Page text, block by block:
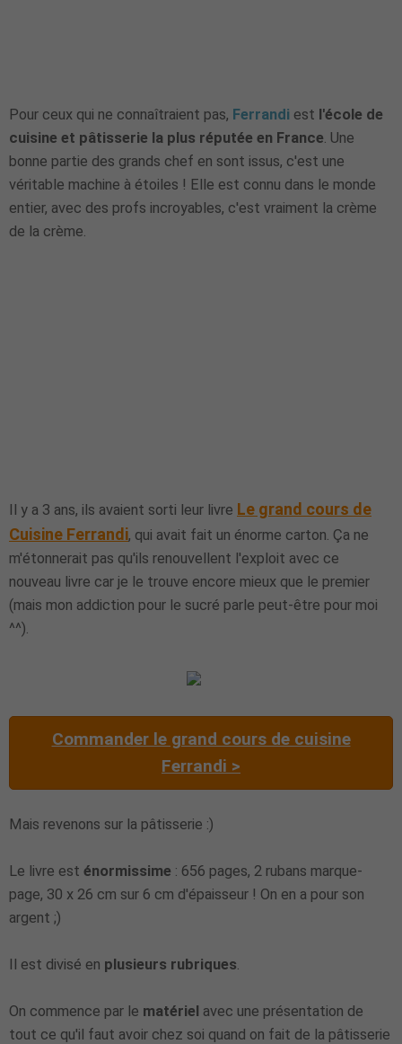
Pour ceux qui ne connaîtraient pas, Ferrandi est l'école de
cuisine et pâtisserie la plus réputée en France. Une
bonne partie des grands chef en sont issus, c'est une
véritable machine à étoiles ! Elle est connu dans le monde
entier, avec des profs incroyables, c'est vraiment la crème
de la crème.
Il y a 3 ans, ils avaient sorti leur livre Le grand cours de
Cuisine Ferrandi, qui avait fait un énorme carton. Ça ne
m'étonnerait pas qu'ils renouvellent l'exploit avec ce
nouveau livre car je le trouve encore mieux que le premier
(mais mon addiction pour le sucré parle peut-être pour moi
^^).
Commander le grand cours de cuisine
Ferrandi >
Mais revenons sur la pâtisserie :)
Le livre est énormissime : 656 pages, 2 rubans marque-
page, 30 x 26 cm sur 6 cm d'épaisseur ! On en a pour son
argent ;)
Il est divisé en plusieurs rubriques.
On commence par le matériel avec une présentation de
tout ce qu'il faut avoir chez soi quand on fait de la pâtisserie